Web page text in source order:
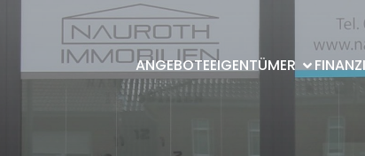
ANGEBOTEEIGENTÜMER